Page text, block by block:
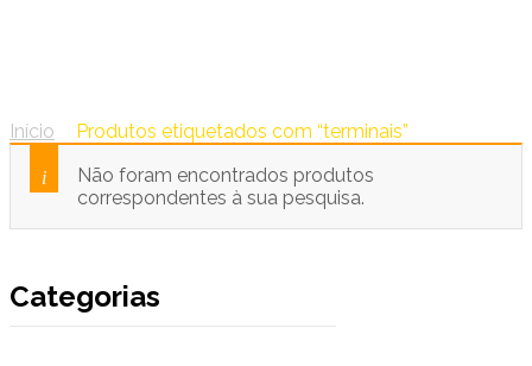
Início
Produtos etiquetados com “terminais”
Não foram encontrados produtos
correspondentes à sua pesquisa.
Categorias